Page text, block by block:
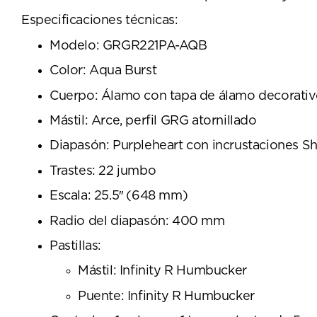
Especificaciones técnicas:
Modelo: GRGR221PA-AQB
Color: Aqua Burst
Cuerpo: Álamo con tapa de álamo
Mástil: Arce, perfil GRG atornillado
Diapasón: Purpleheart con incrustaciones
Trastes: 22 jumbo
Escala: 25.5″ (648 mm)
Radio del diapasón: 400 mm
Pastillas:
Mástil: Infinity R Humbucker
Puente: Infinity R Humbucker